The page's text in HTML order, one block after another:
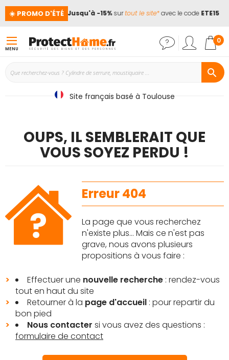
☀️ PROMO D'ÉTÉ
! 📢 Jusqu'à -15%surtout le site*avec le codeETE15
MENU
0
Site français basé à Toulouse
OUPS, IL SEMBLERAIT QUE
VOUS SOYEZ PERDU !
Erreur 404
La page que vous recherchez
n'existe plus… Mais ce n'est pas
grave, nous avons plusieurs
propositions à vous faire :
Effectuer une nouvelle recherche : rendez-vous
tout en haut du site
Retourner à la page d'accueil : pour repartir du
bon pied
Nous contacter si vous avez des questions :
formulaire de contact